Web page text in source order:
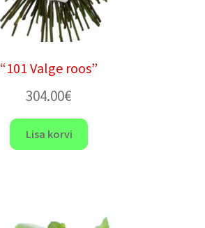
“101 Valge roos”
304.00€
Lisa korvi